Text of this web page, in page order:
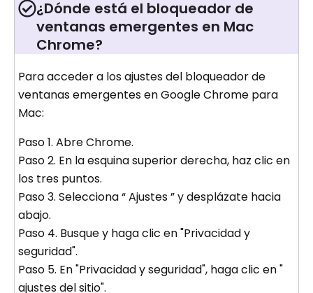
¿Dónde está el bloqueador de
ventanas emergentes en Mac
Chrome?
Para acceder a los ajustes del bloqueador de
ventanas emergentes en Google Chrome para
Mac:
Paso 1. Abre Chrome.
Paso 2. En la esquina superior derecha, haz clic en
los tres puntos.
Paso 3. Selecciona “ Ajustes ” y desplázate hacia
abajo.
Paso 4. Busque y haga clic en "Privacidad y
seguridad".
Paso 5. En "Privacidad y seguridad", haga clic en "
ajustes del sitio".